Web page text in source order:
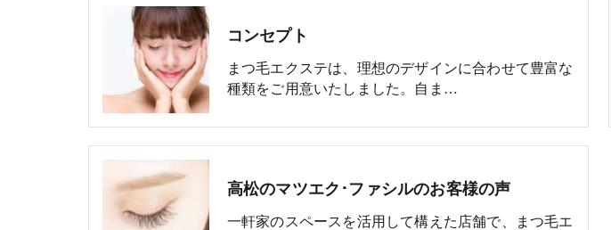
コンセプト
まつ毛エクステは、理想のデザインに合わせて豊富な
種類をご用意いたしました。自ま…
高松のマツエク･ファシルのお客様の声
一軒家のスペースを活用して構えた店舗で、まつ毛エ